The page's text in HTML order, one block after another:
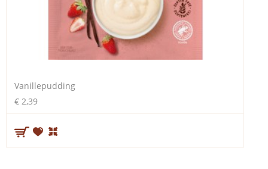
Vanillepudding
€ 2,39